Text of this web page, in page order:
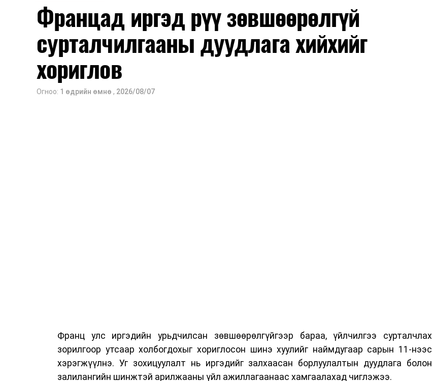
2026 оны 9 дүгээр сарын 1-нээс цахимаар эхэлнэ.
2026 оны 9 дүгээр сарын 14-нөөс танхимаар үргэлжилнэ.
Оюутны дотуур байр
2026 оны 9 дүгээр сарын 13-наас оюутнуудыг дотуур байранд оруулж эхэлнэ.
Францад иргэд рүү зөвшөөрөлгүй
сурталчилгааны дуудлага хийхийг
хориглов
Огноо: 1 өдрийн өмнө , 2026/08/07
Франц улс иргэдийн урьдчилсан зөвшөөрөлгүйгээр бараа, үйлчилгээ сурталчлах
зорилгоор утсаар холбогдохыг хориглосон шинэ хуулийг наймдугаар сарын 11-нээс
хэрэгжүүлнэ. Уг зохицуулалт нь иргэдийг залхаасан борлуулалтын дуудлага болон
залилангийн шинжтэй арилжааны үйл ажиллагаанаас хамгаалахад чиглэжээ.